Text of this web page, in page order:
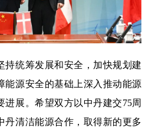
统筹发展和安全，加快规划建
能源安全的基础上深入推动能源
进展。希望双方以中丹建交75周
丹清洁能源合作，取得新的更多